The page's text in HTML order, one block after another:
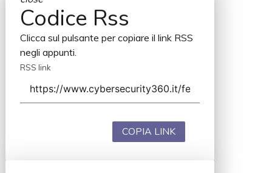
Codice Rss
Clicca sul pulsante per copiare il link RSS
negli appunti.
RSS link
COPIA LINK